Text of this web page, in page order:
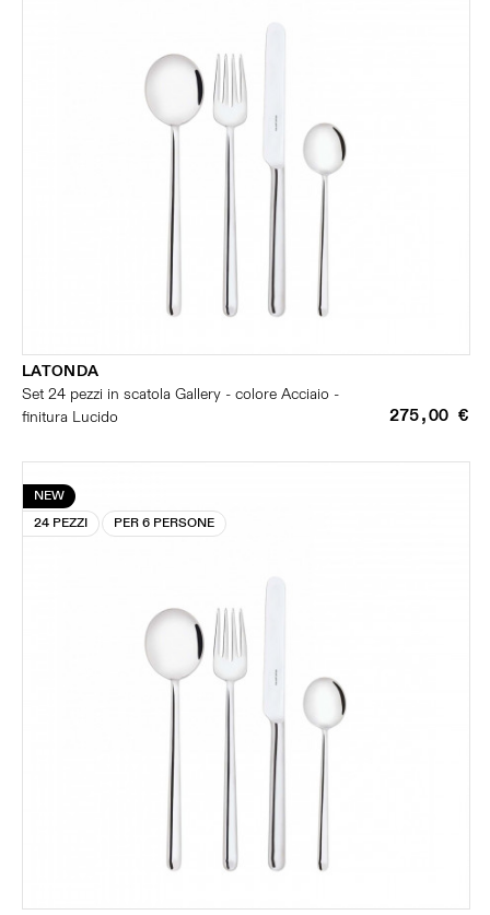
LATONDA
Set 24 pezzi in scatola Gallery - colore Acciaio -
finitura Lucido
275,00 €
NEW
24 PEZZI
PER 6 PERSONE